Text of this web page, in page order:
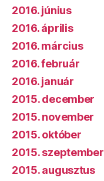
2016. június
2016. április
2016. március
2016. február
2016. január
2015. december
2015. november
2015. október
2015. szeptember
2015. augusztus